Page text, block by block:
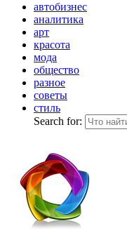
автобизнес
аналитика
арт
красота
мода
общество
разное
советы
стиль
Search for: